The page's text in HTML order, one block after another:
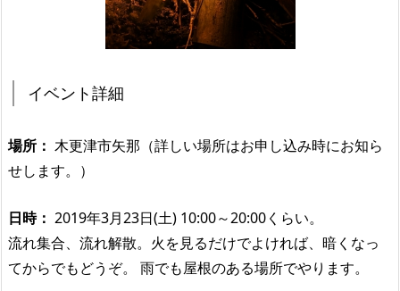
イベント詳細
場所： 木更津市矢那（詳しい場所はお申し込み時にお知ら
せします。）
日時： 2019年3月23日(土) 10:00～20:00くらい。
流れ集合、流れ解散。火を見るだけでよければ、暗くなっ
てからでもどうぞ。 雨でも屋根のある場所でやります。